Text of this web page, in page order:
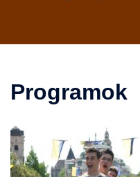
Programok